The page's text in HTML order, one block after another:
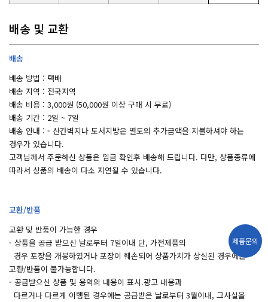
배송 및 교환
배송
배송 방법 : 택배
배송 지역 : 전국지역
배송 비용 : 3,000원 (50,000원 이상 구매 시 무료)
배송 기간 : 2일 ~ 7일
배송 안내 : - 산간벽지나 도서지방은 별도의 추가금액을 지불하셔야 하는
경우가 있습니다.
고객님께서 주문하신 상품은 입금 확인후 배송해 드립니다. 다만, 상품종류에
따라서 상품의 배송이 다소 지연될 수 있습니다.
교환/반품
교환 및 반품이 가능한 경우
- 상품을 공급 받으신 날로부터 7일이내 단, 가전제품의
경우 포장을 개봉하였거나 포장이 훼손되어 상품가치가 상실된 경우에는
교환/반품이 불가능합니다.
- 공급받으신 상품 및 용역의 내용이 표시.광고 내용과
다르거나 다르게 이행된 경우에는 공급받은 날로부터 3월이내, 그사실을
제품문의